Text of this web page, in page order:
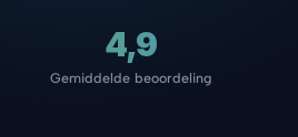
4,9
Gemiddelde beoordeling